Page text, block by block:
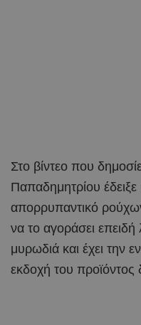
Στο βίντεο που
Παπαδημητρίου
απορρυπαντικό
να το αγοράσει επειδή
μυρωδιά και έχει την
εκδοχή του